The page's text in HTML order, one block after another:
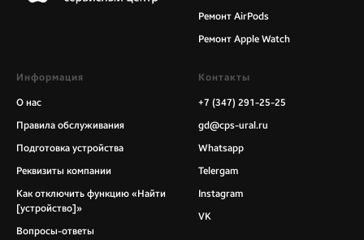
Ремонт AirPods
Ремонт Apple Watch
Информация
О нас
Правила обслуживания
Подготовка устройства
Реквизиты компании
Как отключить функцию «Найти
[устройство]»
Вопросы-ответы
Контакты
+7 (347) 291-25-25
gd@cps-ural.ru
Whatsapp
Telergam
Instagram
VK